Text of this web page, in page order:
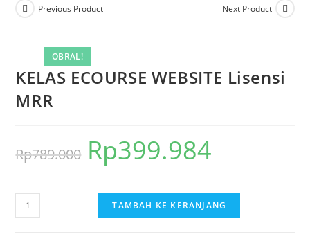
OBRAL!
Previous Product Next Product
KELAS ECOURSE WEBSITE Lisensi
MRR
Rp789.000
Harga
aslinya
adalah:
Rp789.000.
Rp399.984
ini
adalah:
Kuantitas
KELAS
TAMBAH KE KERANJANG